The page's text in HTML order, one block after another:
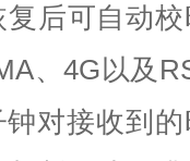
后可自动
、4G以及
对接收到